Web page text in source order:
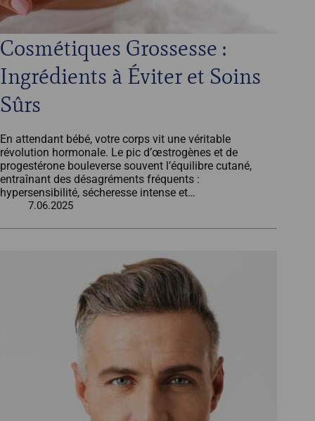
Cosmétiques Grossesse :
Ingrédients à Éviter et Soins
Sûrs
En attendant bébé, votre corps vit une véritable
révolution hormonale. Le pic d’œstrogènes et de
progestérone bouleverse souvent l’équilibre cutané,
entraînant des désagréments fréquents :
hypersensibilité, sécheresse intense et…
7.06.2025